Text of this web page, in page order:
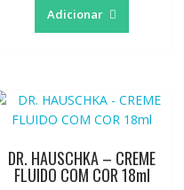
original
era:
Adicionar
DR. HAUSCHKA – CREME
FLUIDO COM COR 18ml